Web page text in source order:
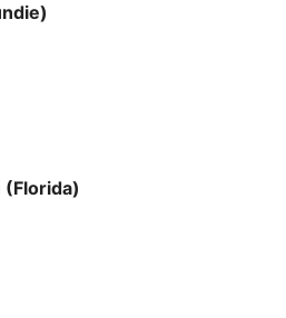
(Florida)